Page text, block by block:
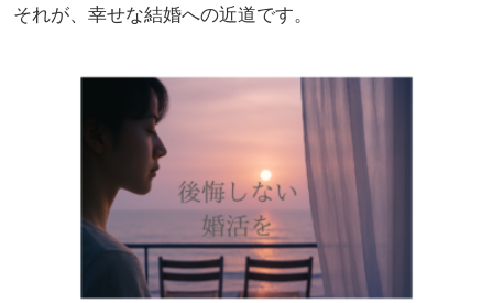
それが、幸せな結婚への近道です。